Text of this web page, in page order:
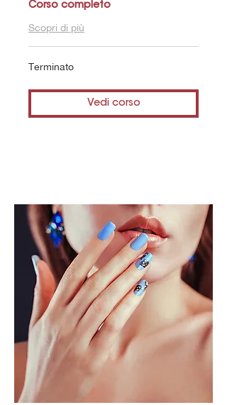
Corso completo
Scopri di più
Terminato
Vedi corso